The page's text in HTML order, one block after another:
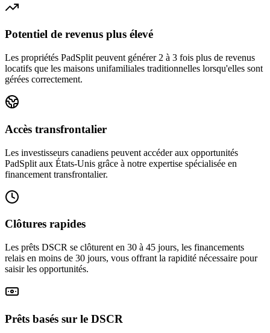
Potentiel de revenus plus élevé
Les propriétés PadSplit peuvent générer 2 à 3 fois plus de revenus
locatifs que les maisons unifamiliales traditionnelles lorsqu'elles sont
gérées correctement.
Accès transfrontalier
Les investisseurs canadiens peuvent accéder aux opportunités
PadSplit aux États-Unis grâce à notre expertise spécialisée en
financement transfrontalier.
Clôtures rapides
Les prêts DSCR se clôturent en 30 à 45 jours, les financements
relais en moins de 30 jours, vous offrant la rapidité nécessaire pour
saisir les opportunités.
Prêts basés sur le DSCR